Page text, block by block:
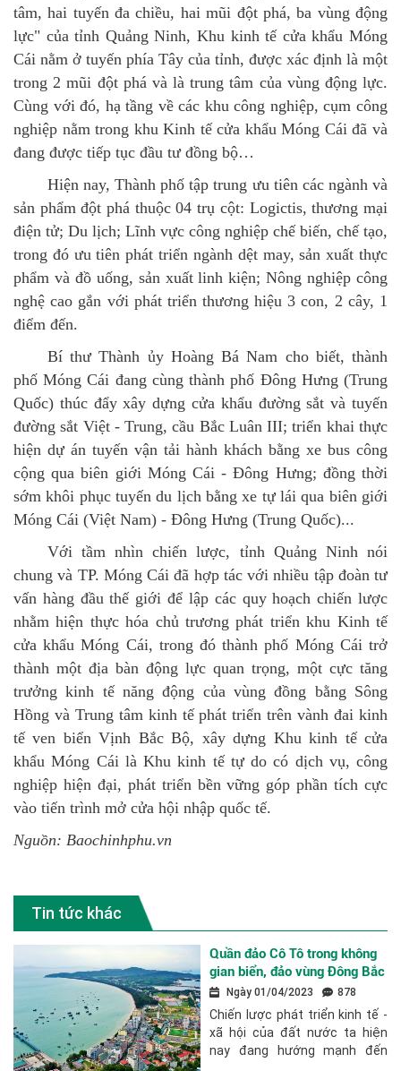
tâm, hai tuyến đa chiều, hai mũi đột phá, ba vùng động
lực" của tỉnh Quảng Ninh, Khu kinh tế cửa khẩu Móng
Cái nằm ở tuyến phía Tây của tỉnh, được xác định là một
trong 2 mũi đột phá và là trung tâm của vùng động lực.
Cùng với đó, hạ tầng về các khu công nghiệp, cụm công
nghiệp nằm trong khu Kinh tế cửa khẩu Móng Cái đã và
đang được tiếp tục đầu tư đồng bộ…
Hiện nay, Thành phố tập trung ưu tiên các ngành và
sản phẩm đột phá thuộc 04 trụ cột: Logictis, thương mại
điện tử; Du lịch; Lĩnh vực công nghiệp chế biến, chế tạo,
trong đó ưu tiên phát triển ngành dệt may, sản xuất thực
phẩm và đồ uống, sản xuất linh kiện; Nông nghiệp công
nghệ cao gắn với phát triển thương hiệu 3 con, 2 cây, 1
điểm đến.
Bí thư Thành ủy Hoàng Bá Nam cho biết, thành
phố Móng Cái đang cùng thành phố Đông Hưng (Trung
Quốc) thúc đẩy xây dựng cửa khẩu đường sắt và tuyến
đường sắt Việt - Trung, cầu Bắc Luân III; triển khai thực
hiện dự án tuyến vận tải hành khách bằng xe bus công
cộng qua biên giới Móng Cái - Đông Hưng; đồng thời
sớm khôi phục tuyến du lịch bằng xe tự lái qua biên giới
Móng Cái (Việt Nam) - Đông Hưng (Trung Quốc)...
Với tầm nhìn chiến lược, tỉnh Quảng Ninh nói
chung và TP. Móng Cái đã hợp tác với nhiều tập đoàn tư
vấn hàng đầu thế giới để lập các quy hoạch chiến lược
nhằm hiện thực hóa chủ trương phát triển khu Kinh tế
cửa khẩu Móng Cái, trong đó thành phố Móng Cái trở
thành một địa bàn động lực quan trọng, một cực tăng
trưởng kinh tế năng động của vùng đồng bằng Sông
Hồng và Trung tâm kinh tế phát triển trên vành đai kinh
tế ven biển Vịnh Bắc Bộ, xây dựng Khu kinh tế cửa
khẩu Móng Cái là Khu kinh tế tự do có dịch vụ, công
nghiệp hiện đại, phát triển bền vững góp phần tích cực
vào tiến trình mở cửa hội nhập quốc tế.
Nguồn: Baochinhphu.vn
Tin tức khác
Quần đảo Cô Tô trong không
gian biển, đảo vùng Đông Bắc
của Tổ quốc và chiến lược
biển Việt Nam: Vị trí tiền tiêu,
vị thế địa - kinh tế, địa -
chính trị và tiềm năng phát
triển
Ngày 01/04/2023 878
Chiến lược phát triển kinh tế -
xã hội của đất nước ta hiện
nay đang hướng mạnh đến